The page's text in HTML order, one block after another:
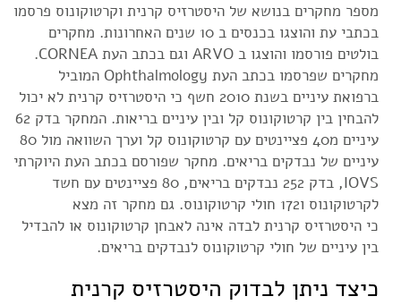
מספר מחקרים בנושא של היסטרזיס קרנית וקרטוקונוס פרסמו
בכתבי עת והוצגו בכנסים ב 10 שנים האחרונות. מחקרים
בולטים פורסמו והוצגו ב ARVO וגם בכתב העת CORNEA.
מחקרים שפרסמו בכתב העת Ophthalmology המוביל
ברפואת עיניים בשנת 2010 חשף כי היסטרזיס קרנית לא יכול
להבחין בין קרטוקונוס קל ובין עיניים בריאות. המחקר בדק 62
עיניים מ40 פציינטים עם קרטוקונוס קל וערך השוואה מול 80
עיניים של נבדקים בריאים. מחקר שפורסם בכתב העת היוקרתי
IOVS, בדק 252 נבדקים בריאים, 80 פציינטים עם חשד
לקרטוקונוס ו172 חולי קרטוקונוס. גם מחקר זה מצא
כי היסטרזיס קרנית לבדה אינה לאבחן קרטוקונוס או להבדיל
בין עיניים של חולי קרטוקונוס לנבדקים בריאים.
כיצד ניתן לבדוק היסטרזיס קרנית